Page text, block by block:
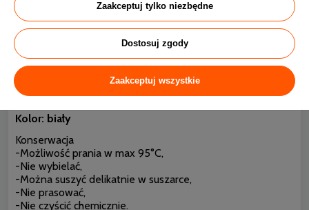
Poszycie:
48% bawełna, 52% poliester
Wypełnienie:
100% kulki poliestrowe Amball®
Wyrób posiada certyfikat OEKO-TEX®STANDARD 100
Wyrób posiada Pozytywną opinię Instytutu Matki i
Dziecka nr Op-4901/2017
Kolor: biały
Konserwacja
-Możliwość prania w max 95°C,
-Nie wybielać,
-Można suszyć delikatnie w suszarce,
-Nie prasować,
-Nie czyścić chemicznie.
Zaakceptuj tylko niezbędne
Dostosuj zgody
Zaakceptuj wszystkie